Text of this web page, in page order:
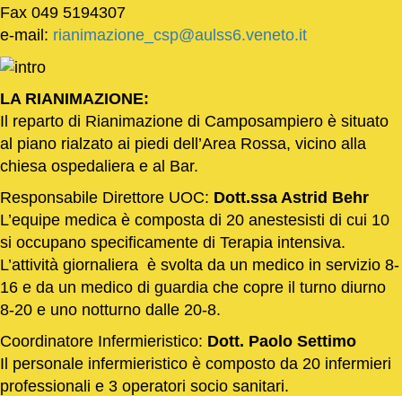
Fax 049 5194307
e-mail: rianimazione_csp@aulss6.veneto.it
LA RIANIMAZIONE:
Il reparto di Rianimazione di Camposampiero è situato
al piano rialzato ai piedi dell’Area Rossa, vicino alla
chiesa ospedaliera e al Bar.
Responsabile Direttore UOC: Dott.ssa Astrid Behr
L’equipe medica è composta di 20 anestesisti di cui 10
si occupano specificamente di Terapia intensiva.
L’attività giornaliera è svolta da un medico in servizio 8-
16 e da un medico di guardia che copre il turno diurno
8-20 e uno notturno dalle 20-8.
Coordinatore Infermieristico: Dott. Paolo Settimo
Il personale infermieristico è composto da 20 infermieri
professionali e 3 operatori socio sanitari.